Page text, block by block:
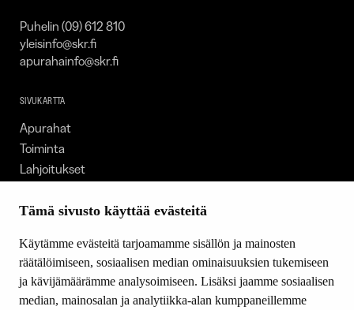
Tämä sivusto käyttää evästeitä
Käytämme evästeitä tarjoamamme sisällön ja mainosten
räätälöimiseen, sosiaalisen median ominaisuuksien tukemiseen
ja kävijämäärämme analysoimiseen. Lisäksi jaamme sosiaalisen
median, mainosalan ja analytiikka-alan kumppaneillemme
Puhelin (09) 612 810
yleisinfo@skr.fi
apurahainfo@skr.fi
SIVUKARTTA
Apurahat
Toiminta
Lahjoitukset
Ajankohtaista
Yhteystiedot
SEURAA MEITÄ